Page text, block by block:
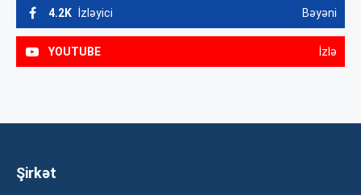
4.2K İzləyici Bəyəni
YOUTUBE İzlə
Şirkət